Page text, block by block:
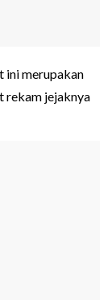
ini merupakan
rekam jejaknya